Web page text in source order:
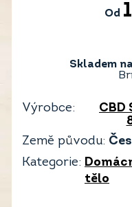
Od
Skladem
Výrobce:
CBD
Země původu:
Kategorie:
tělo